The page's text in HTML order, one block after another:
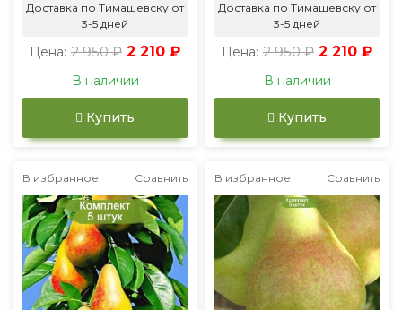
Доставка по Тимашевску от
3-5 дней
Цена: 2 950 ₽ 2 210 ₽
В наличии
Купить
Доставка по Тимашевску от
3-5 дней
Цена: 2 950 ₽ 2 210 ₽
В наличии
Купить
В избранное Сравнить В избранное Сравнить